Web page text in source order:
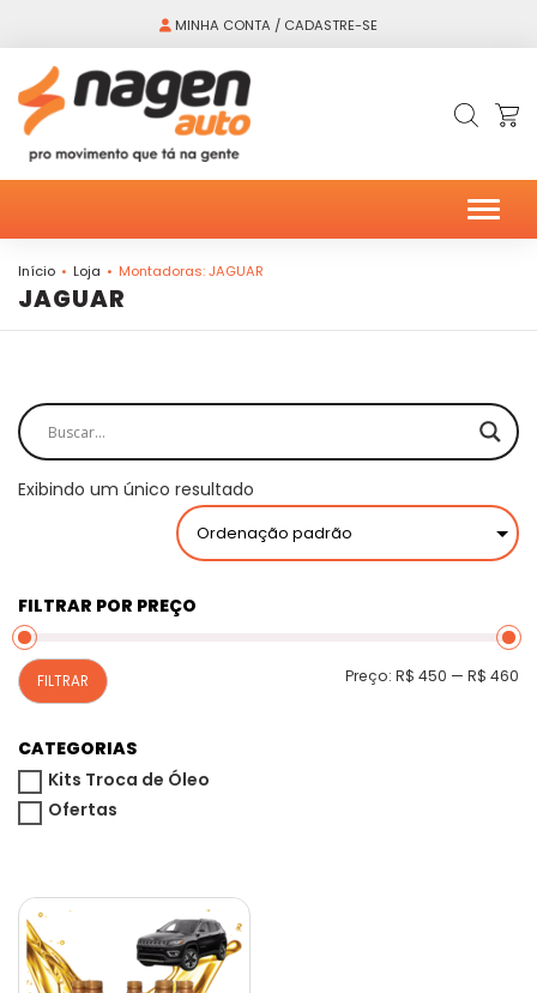
MINHA CONTA / CADASTRE-SE
Início Loja Montadoras: JAGUAR
JAGUAR
Exibindo um único resultado
FILTRAR POR PREÇO
FILTRAR Preço: R$ 450 — R$ 460
CATEGORIAS
Kits Troca de Óleo
Ofertas